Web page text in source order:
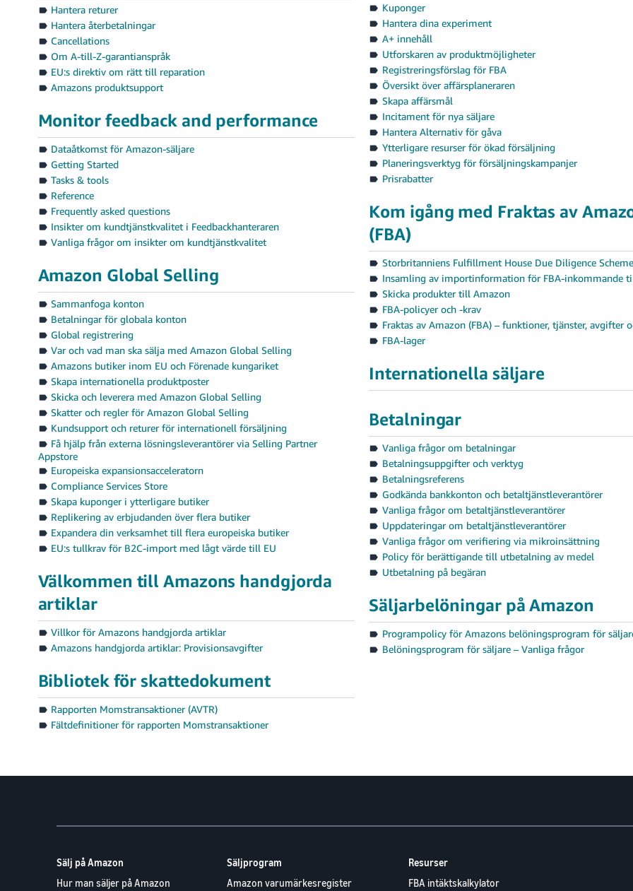
Hantera returer
Hantera återbetalningar
Cancellations
Om A-till-Z-garantianspråk
EU:s direktiv om rätt till reparation
Amazons produktsupport
Monitor feedback and performance
Dataåtkomst för Amazon-säljare
Getting Started
Tasks & tools
Reference
Frequently asked questions
Insikter om kundtjänstkvalitet i Feedbackhanteraren
Vanliga frågor om insikter om kundtjänstkvalitet
Amazon Global Selling
Sammanfoga konton
Betalningar för globala konton
Global registrering
Var och vad man ska sälja med Amazon Global Selling
Amazons butiker inom EU och Förenade kungariket
Skapa internationella produktposter
Skicka och leverera med Amazon Global Selling
Skatter och regler för Amazon Global Selling
Kundsupport och returer för internationell försäljning
Få hjälp från externa lösningsleverantörer via Selling Partner
Appstore
Europeiska expansionsacceleratorn
Compliance Services Store
Skapa kuponger i ytterligare butiker
Replikering av erbjudanden över flera butiker
Expandera din verksamhet till flera europeiska butiker
EU:s tullkrav för B2C-import med lågt värde till EU
Välkommen till Amazons handgjorda
artiklar
Villkor för Amazons handgjorda artiklar
Amazons handgjorda artiklar: Provisionsavgifter
Bibliotek för skattedokument
Rapporten Momstransaktioner (AVTR)
Fältdefinitioner för rapporten Momstransaktioner
Kuponger
Hantera dina experiment
A+ innehåll
Utforskaren av produktmöjligheter
Registreringsförslag för FBA
Översikt över affärsplaneraren
Skapa affärsmål
Incitament för nya säljare
Hantera Alternativ för gåva
Ytterligare resurser för ökad försäljning
Planeringsverktyg för försäljningskampanjer
Prisrabatter
Kom igång med Fraktas av
(FBA)
Storbritanniens Fulfillment House Due Diligence
Insamling av importinformation för FBA-inkommande
Skicka produkter till Amazon
FBA-policyer och -krav
Fraktas av Amazon (FBA) – funktioner, tjänster, avgifter
FBA-lager
Internationella säljare
Betalningar
Vanliga frågor om betalningar
Betalningsuppgifter och verktyg
Betalningsreferens
Godkända bankkonton och betaltjänstleverantörer
Vanliga frågor om betaltjänstleverantörer
Uppdateringar om betaltjänstleverantörer
Vanliga frågor om verifiering via mikroinsättning
Policy för berättigande till utbetalning av medel
Utbetalning på begäran
Säljarbelöningar på Amazon
Programpolicy för Amazons belöningsprogram för
Belöningsprogram för säljare – Vanliga frågor
Sälj på Amazon
Hur man säljer på Amazon
Säljprogram
Amazon varumärkesregister
Resurser
FBA intäktskalkylator